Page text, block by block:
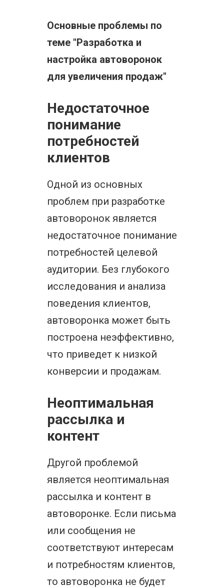
Основные проблемы по
теме "Разработка и
настройка автоворонок
для увеличения продаж"
Недостаточное
понимание
потребностей
клиентов
Одной из основных
проблем при разработке
автоворонок является
недостаточное понимание
потребностей целевой
аудитории. Без глубокого
исследования и анализа
поведения клиентов,
автоворонка может быть
построена неэффективно,
что приведет к низкой
конверсии и продажам.
Неоптимальная
рассылка и
контент
Другой проблемой
является неоптимальная
рассылка и контент в
автоворонке. Если письма
или сообщения не
соответствуют интересам
и потребностям клиентов,
то автоворонка не будет